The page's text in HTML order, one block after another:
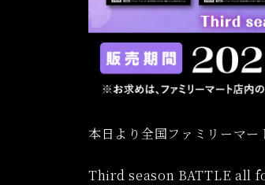
本日より全国ファミリーマー
Third season BATTLE all